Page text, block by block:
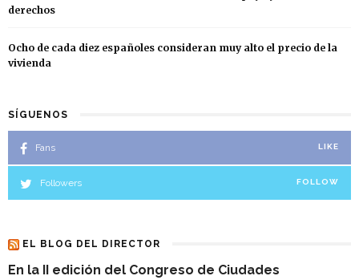
derechos
Ocho de cada diez españoles consideran muy alto el precio de la
vivienda
SÍGUENOS
Fans LIKE
Followers FOLLOW
EL BLOG DEL DIRECTOR
En la II edición del Congreso de Ciudades